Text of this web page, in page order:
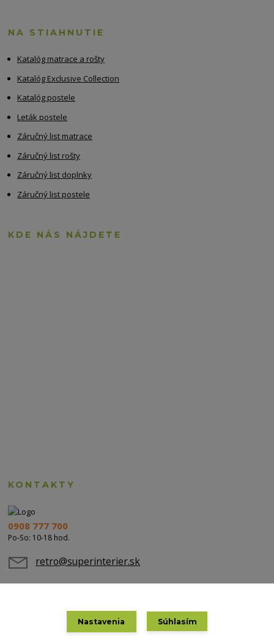
NA STIAHNUTIE
Katalóg matrace a rošty
Katalóg Exclusive Collection
Katalóg postele
Leták postele
Záručný list matrace
Záručný list rošty
Záručný list doplnky
Záručný list postele
KDE NÁS NÁJDETE
KONTAKTY
0908 777 700
Po-So: 10-18 hod.
retro@superinterier.sk
Nastavenia Súhlasím